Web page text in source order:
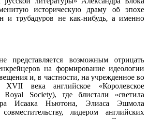
историческую драму об эпохе
и трубадуров не как-нибудь, а именно
представляется возможным отрицать
на формирование идеологии
и, в частности, на учрежденное во
XVII века английское «Королевское
Society), где блистали «светила
Исаака Ньютона, Элиаса Эшмола
лидером английских